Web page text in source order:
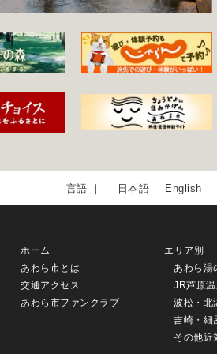
日本語 English
ホーム
あわら市とは
交通アクセス
あわら市ファンクラブ
エリア別
あわら湯
JR芦原
波松・北
吉崎・細
その他近